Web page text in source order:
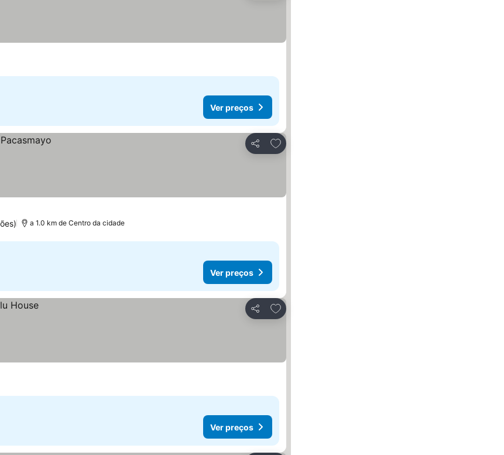
Ver preços
Partilhar
Adicionar aos favoritos
a 1.0 km de Centro da cidade
Ver preços
Partilhar
Adicionar aos favoritos
Ver preços